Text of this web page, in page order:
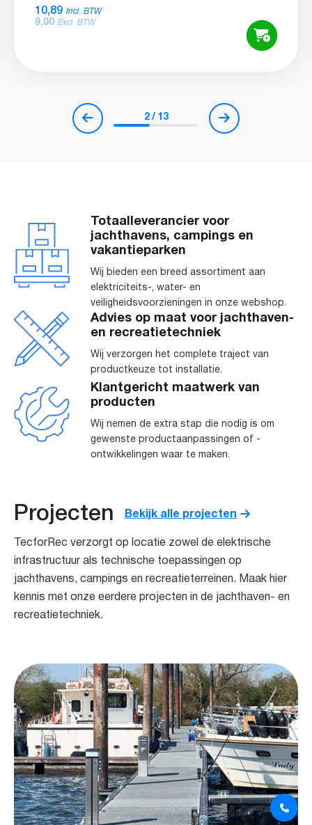
10,89 Incl. BTW
9,00 Excl. BTW
2/13
Totaalleverancier voor
jachthavens, campings en
vakantieparken
Wij bieden een breed assortiment aan
elektriciteits-, water- en
veiligheidsvoorzieningen in onze webshop.
Advies op maat voor jachthaven-
en recreatietechniek
Wij verzorgen het complete traject van
productkeuze tot installatie.
Klantgericht maatwerk van
producten
Wij nemen de extra stap die nodig is om
gewenste productaanpassingen of -
ontwikkelingen waar te maken.
Projecten Bekijk alle projecten
TecforRec verzorgt op locatie zowel de elektrische
infrastructuur als technische toepassingen op
jachthavens, campings en recreatieterreinen. Maak hier
kennis met onze eerdere projecten in de jachthaven- en
recreatietechniek.